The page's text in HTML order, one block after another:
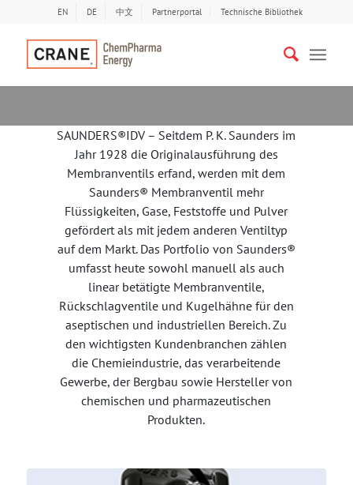
EN DE 中文 Partnerportal Technische Bibliothek
SAUNDERS®IDV – Seitdem P. K. Saunders im
Jahr 1928 die Originalausführung des
Membranventils erfand, werden mit dem
Saunders® Membranventil mehr
Flüssigkeiten, Gase, Feststoffe und Pulver
gefördert als mit jedem anderen Ventiltyp
auf dem Markt. Das Portfolio von Saunders®
umfasst heute sowohl manuell als auch
linear betätigte Membranventile,
Rückschlagventile und Kugelhähne für den
aseptischen und industriellen Bereich. Zu
den wichtigsten Kundenbranchen zählen
die Chemieindustrie, das verarbeitende
Gewerbe, der Bergbau sowie Hersteller von
chemischen und pharmazeutischen
Produkten.